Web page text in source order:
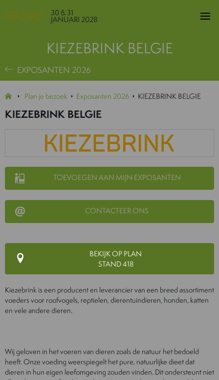
30 & 31
JANUARI 2028
KIEZEBRINK BELGIE
EXPOSANTEN 2026
Plan je bezoek Exposanten 2026 KIEZEBRINK BELGIE
KIEZEBRINK BELGIE
TOEVOEGEN AAN MIJN EXPOSANTEN
CONTACTEER ONS
BEKIJK OP PLAN
STAND 418
Kiezebrink is een producent en leverancier van een breed assortiment
voeders voor roofvogels, reptielen, dierentuindieren, honden, katten
en vele andere dieren.
Wij geloven in het voeren van dieren zoals de natuur het bedoeld
heeft. Onze voeding weerspiegelt het pure, natuurlijke dieet dat
dieren in hun eigen leefomgeving zouden vinden. Dit ondersteunt niet